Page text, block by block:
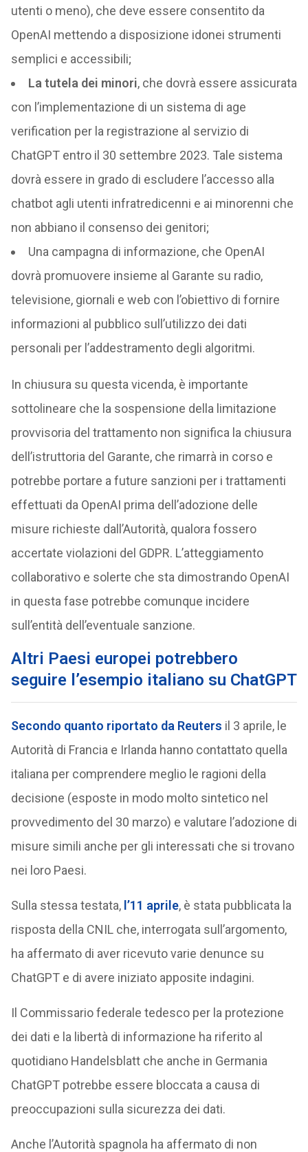
utenti o meno), che deve essere consentito da
OpenAI mettendo a disposizione idonei strumenti
semplici e accessibili;
La tutela dei minori, che dovrà essere assicurata
con l’implementazione di un sistema di age
verification per la registrazione al servizio di
ChatGPT entro il 30 settembre 2023. Tale sistema
dovrà essere in grado di escludere l’accesso alla
chatbot agli utenti infratredicenni e ai minorenni che
non abbiano il consenso dei genitori;
Una campagna di informazione, che OpenAI
dovrà promuovere insieme al Garante su radio,
televisione, giornali e web con l’obiettivo di fornire
informazioni al pubblico sull’utilizzo dei dati
personali per l’addestramento degli algoritmi.
In chiusura su questa vicenda, è importante
sottolineare che la sospensione della limitazione
provvisoria del trattamento non significa la chiusura
dell’istruttoria del Garante, che rimarrà in corso e
potrebbe portare a future sanzioni per i trattamenti
effettuati da OpenAI prima dell’adozione delle
misure richieste dall’Autorità, qualora fossero
accertate violazioni del GDPR. L’atteggiamento
collaborativo e solerte che sta dimostrando OpenAI
in questa fase potrebbe comunque incidere
sull’entità dell’eventuale sanzione.
Altri Paesi europei potrebbero
seguire l’esempio italiano su ChatGPT
Secondo quanto riportato da Reuters il 3 aprile, le
Autorità di Francia e Irlanda hanno contattato quella
italiana per comprendere meglio le ragioni della
decisione (esposte in modo molto sintetico nel
provvedimento del 30 marzo) e valutare l’adozione di
misure simili anche per gli interessati che si trovano
nei loro Paesi.
Sulla stessa testata,l’11 aprile, è stata pubblicata la
risposta della CNIL che, interrogata sull’argomento,
ha affermato di aver ricevuto varie denunce su
ChatGPT e di avere iniziato apposite indagini.
Il Commissario federale tedesco per la protezione
dei dati e la libertà di informazione ha riferito al
quotidiano Handelsblatt che anche in Germania
ChatGPT potrebbe essere bloccata a causa di
preoccupazioni sulla sicurezza dei dati.
Anche l’Autorità spagnola ha affermato di non